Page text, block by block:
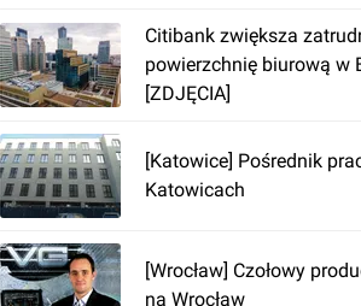
Citibank zwiększa
powierzchnię biurową w
[ZDJĘCIA]
[Katowice] Pośrednik
Katowicach
[Wrocław] Czołowy
na Wrocław